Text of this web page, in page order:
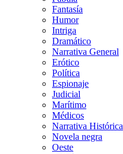
Fantasía
Humor
Intriga
Dramático
Narrativa General
Erótico
Política
Espionaje
Judicial
Marítimo
Médicos
Narrativa Histórica
Novela negra
Oeste